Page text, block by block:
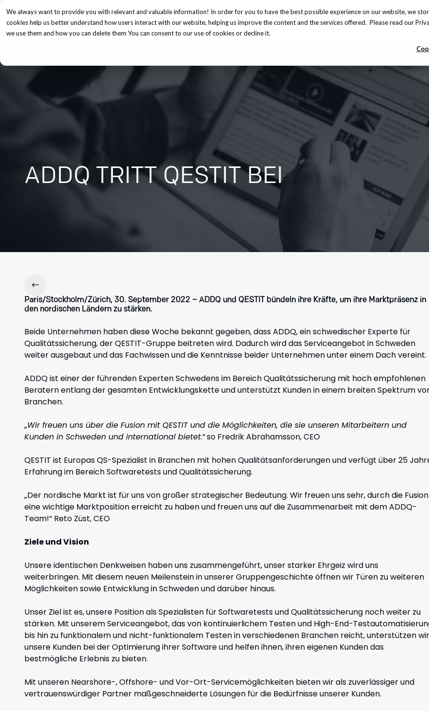
We always want to provide you with relevant and valuable information! In order for you to have the best possible experience on our website, we
cookies help us better understand how users interact with our website, helping us improve the content and the services offered. Please read our
we use them and how you can delete them You can consent to our use of cookies or decline it.
Unsere Dienstleistungen Insights Über uns Karriere
ADDQ TRITT QESTIT BEI
Paris/Stockholm/Zürich, 30. September 2022 – ADDQ und QESTIT bündeln ihre Kräfte, um ihre Marktpräsenz in
den nordischen Ländern zu stärken.
Beide Unternehmen haben diese Woche bekannt gegeben, dass ADDQ, ein schwedischer Experte für
Qualitätssicherung, der QESTIT-Gruppe beitreten wird. Dadurch wird das Serviceangebot in Schweden
weiter ausgebaut und das Fachwissen und die Kenntnisse beider Unternehmen unter einem Dach vereint.
ADDQ ist einer der führenden Experten Schwedens im Bereich Qualitätssicherung mit hoch empfohlenen
Beratern entlang der gesamten Entwicklungskette und unterstützt Kunden in einem breiten Spektrum
Branchen.
„Wir freuen uns über die Fusion mit QESTIT und die Möglichkeiten, die sie unseren Mitarbeitern und
Kunden in Schweden und international bietet.“so Fredrik Abrahamsson, CEO
QESTIT ist Europas QS-Spezialist in Branchen mit hohen Qualitätsanforderungen und verfügt über 25
Erfahrung im Bereich Softwaretests und Qualitätssicherung.
„Der nordische Markt ist für uns von großer strategischer Bedeutung. Wir freuen uns sehr, durch die Fusion
eine wichtige Marktposition erreicht zu haben und freuen uns auf die Zusammenarbeit mit dem ADDQ-
Team!“ Reto Züst, CEO
Ziele und Vision
Unsere identischen Denkweisen haben uns zusammengeführt, unser starker Ehrgeiz wird uns
weiterbringen. Mit diesem neuen Meilenstein in unserer Gruppengeschichte öffnen wir Türen zu weiteren
Möglichkeiten sowie Entwicklung in Schweden und darüber hinaus.
Unser Ziel ist es, unsere Position als Spezialisten für Softwaretests und Qualitätssicherung noch weiter zu
stärken. Mit unserem Serviceangebot, das von kontinuierlichem Testen und High-End-
bis hin zu funktionalem und nicht-funktionalem Testen in verschiedenen Branchen reicht, unterstützen wir
unsere Kunden bei der Optimierung ihrer Software und helfen ihnen, ihren eigenen Kunden das
bestmögliche Erlebnis zu bieten.
Mit unseren Nearshore-, Offshore- und Vor-Ort-Servicemöglichkeiten bieten wir als zuverlässiger und
vertrauenswürdiger Partner maßgeschneiderte Lösungen für die Bedürfnisse unserer Kunden.